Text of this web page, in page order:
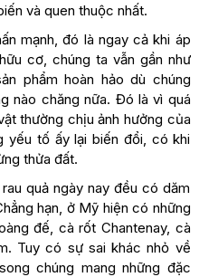
và quen thuộc nhất.
mạnh, đó là ngay cả khi áp
cơ, chúng ta vẫn gần như
phẩm hoàn hảo dù chúng
nào chăng nữa. Đó là vì quá
thường chịu ảnh hưởng của
yếu tố ấy lại biến đổi, có khi
thửa đất.
quả ngày nay đều có dăm
hạn, ở Mỹ hiện có những
đế, cà rốt Chantenay, cà
Tuy có sự sai khác nhỏ về
chúng mang những đặc